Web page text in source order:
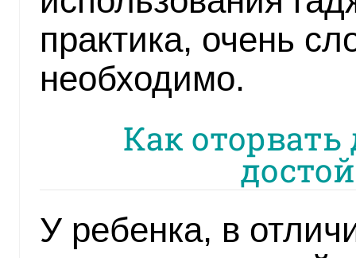
практика, очень
необходимо.
Как оторвать
У ребенка, в